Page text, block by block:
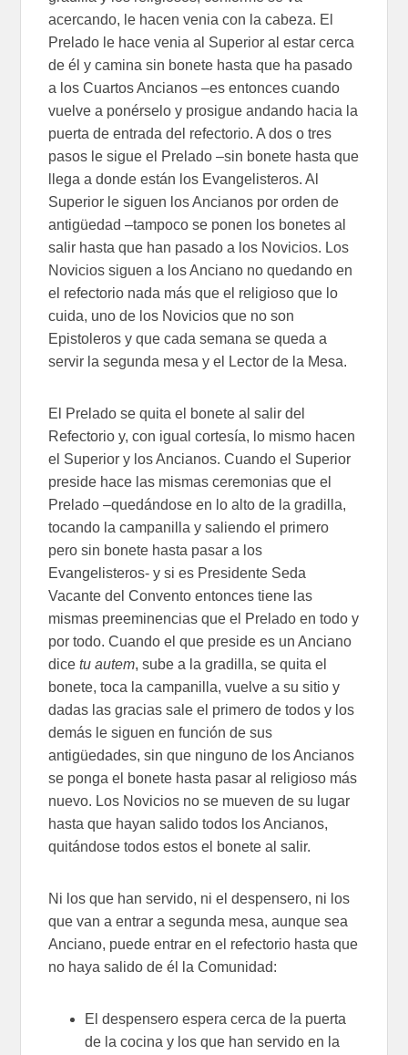
acercando, le hacen venia con la cabeza. El
Prelado le hace venia al Superior al estar cerca
de él y camina sin bonete hasta que ha pasado
a los Cuartos Ancianos –es entonces cuando
vuelve a ponérselo y prosigue andando hacia la
puerta de entrada del refectorio. A dos o tres
pasos le sigue el Prelado –sin bonete hasta que
llega a donde están los Evangelisteros. Al
Superior le siguen los Ancianos por orden de
antigüedad –tampoco se ponen los bonetes al
salir hasta que han pasado a los Novicios. Los
Novicios siguen a los Anciano no quedando en
el refectorio nada más que el religioso que lo
cuida, uno de los Novicios que no son
Epistoleros y que cada semana se queda a
servir la segunda mesa y el Lector de la Mesa.
El Prelado se quita el bonete al salir del
Refectorio y, con igual cortesía, lo mismo hacen
el Superior y los Ancianos. Cuando el Superior
preside hace las mismas ceremonias que el
Prelado –quedándose en lo alto de la gradilla,
tocando la campanilla y saliendo el primero
pero sin bonete hasta pasar a los
Evangelisteros- y si es Presidente Seda
Vacante del Convento entonces tiene las
mismas preeminencias que el Prelado en todo y
por todo. Cuando el que preside es un Anciano
dicetu autem, sube a la gradilla, se quita el
bonete, toca la campanilla, vuelve a su sitio y
dadas las gracias sale el primero de todos y los
demás le siguen en función de sus
antigüedades, sin que ninguno de los Ancianos
se ponga el bonete hasta pasar al religioso más
nuevo. Los Novicios no se mueven de su lugar
hasta que hayan salido todos los Ancianos,
quitándose todos estos el bonete al salir.
Ni los que han servido, ni el despensero, ni los
que van a entrar a segunda mesa, aunque sea
Anciano, puede entrar en el refectorio hasta que
no haya salido de él la Comunidad:
El despensero espera cerca de la puerta
de la cocina y los que han servido en la